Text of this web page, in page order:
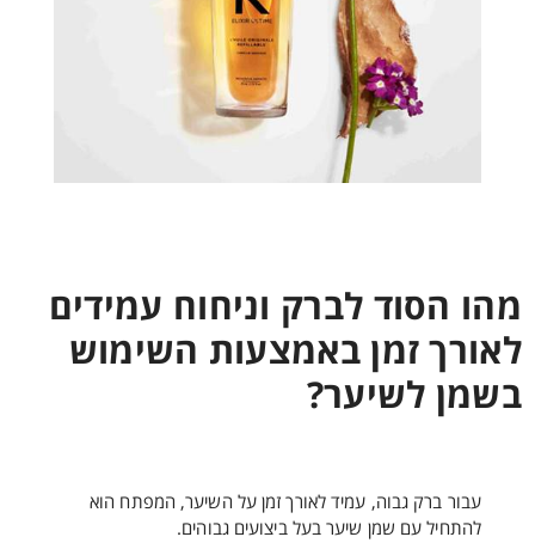
מהו הסוד לברק וניחוח עמידים
לאורך זמן באמצעות השימוש
בשמן לשיער?
עבור ברק גבוה, עמיד לאורך זמן על השיער, המפתח הוא
להתחיל עם שמן שיער בעל ביצועים גבוהים.